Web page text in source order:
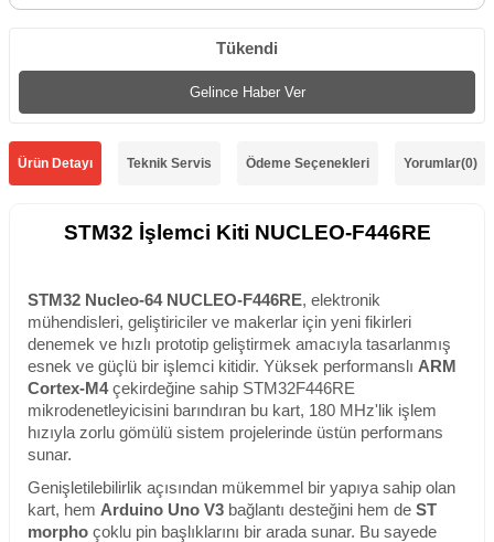
Tükendi
Gelince Haber Ver
Ürün Detayı Teknik Servis Ödeme Seçenekleri Yorumlar(0)
STM32 İşlemci Kiti NUCLEO-F446RE
STM32 Nucleo-64 NUCLEO-F446RE, elektronik
mühendisleri, geliştiriciler ve makerlar için yeni fikirleri
denemek ve hızlı prototip geliştirmek amacıyla tasarlanmış
esnek ve güçlü bir işlemci kitidir. Yüksek performanslı ARM
Cortex-M4çekirdeğine sahip STM32F446RE
mikrodenetleyicisini barındıran bu kart, 180 MHz'lik işlem
hızıyla zorlu gömülü sistem projelerinde üstün performans
sunar.
Genişletilebilirlik açısından mükemmel bir yapıya sahip olan
kart, hem Arduino Uno V3 bağlantı desteğini hem de ST
morpho çoklu pin başlıklarını bir arada sunar. Bu sayede